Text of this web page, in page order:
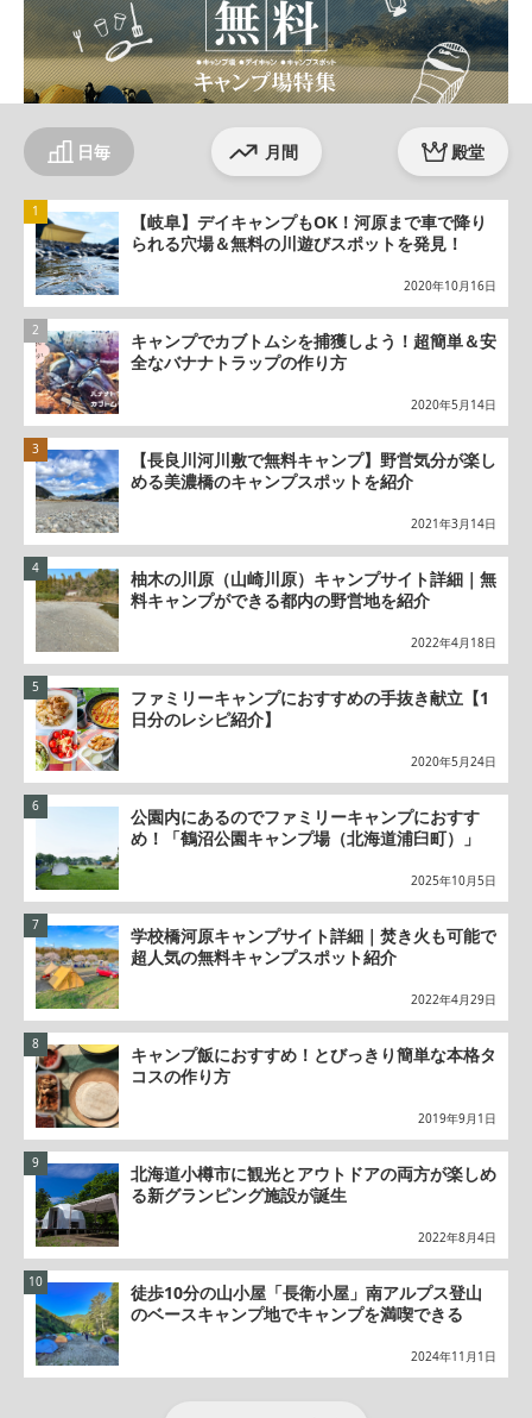
日毎 月間 殿堂
【岐阜】デイキャンプもOK！河原まで車で降り
られる穴場＆無料の川遊びスポットを発見！
2020年10月16日
キャンプでカブトムシを捕獲しよう！超簡単＆安
全なバナナトラップの作り方
2020年5月14日
【長良川河川敷で無料キャンプ】野営気分が楽し
める美濃橋のキャンプスポットを紹介
2021年3月14日
柚木の川原（山崎川原）キャンプサイト詳細｜無
料キャンプができる都内の野営地を紹介
2022年4月18日
ファミリーキャンプにおすすめの手抜き献立【1
日分のレシピ紹介】
2020年5月24日
公園内にあるのでファミリーキャンプにおすす
め！「鶴沼公園キャンプ場（北海道浦臼町）」
2025年10月5日
学校橋河原キャンプサイト詳細｜焚き火も可能で
超人気の無料キャンプスポット紹介
2022年4月29日
キャンプ飯におすすめ！とびっきり簡単な本格タ
コスの作り方
2019年9月1日
北海道小樽市に観光とアウトドアの両方が楽しめ
る新グランピング施設が誕生
2022年8月4日
徒歩10分の山小屋「長衛小屋」南アルプス登山
のベースキャンプ地でキャンプを満喫できる
2024年11月1日